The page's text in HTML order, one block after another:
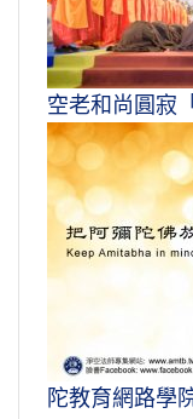
空老和尚圓寂
陀教育網路學